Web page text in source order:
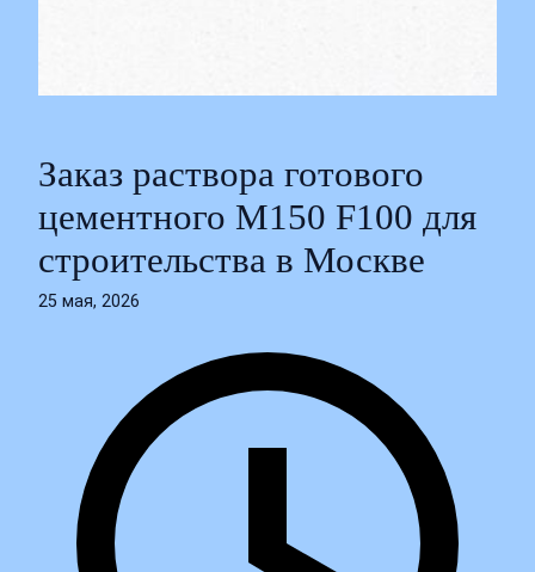
Заказ раствора готового
цементного М150 F100 для
строительства в Москве
25 мая, 2026